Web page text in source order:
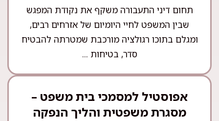
תחום דיני התעבורה משקף את נקודת המפגש
שבין המשפט לחיי היומיום של אזרחים רבים,
ומגלם בתוכו רגולציה מורכבת שמטרתה להבטיח
סדר, בטיחות ...
אפוסטיל למסמכי בית משפט –
מסגרת משפטית והליך הנפקה